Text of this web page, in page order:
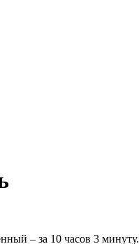
– за 10 часов 3 минуту.